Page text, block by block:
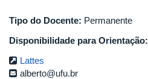
Tipo do Docente: Permanente
Disponibilidade para Orientação:
Lattes
alberto@ufu.br